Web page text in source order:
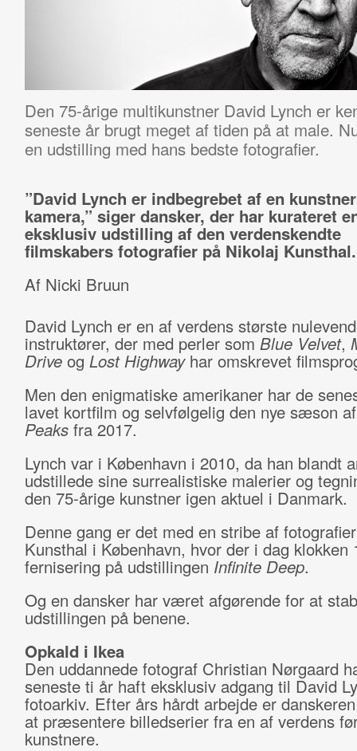
Den 75-årige multikunstner David Lynch er
seneste år brugt meget af tiden på at male.
en udstilling med hans bedste fotografier.
”David Lynch er indbegrebet af en
kamera,” siger dansker, der har kurateret
eksklusiv udstilling af den verdenskendte
filmskabers fotografier på Nikolaj Kunsthal.
Af Nicki Bruun
David Lynch er en af verdens største
instruktører, der med perler som Blue Velvet,
Drive og Lost Highwayhar omskrevet
Men den enigmatiske amerikaner har de
lavet kortfilm og selvfølgelig den nye sæson
Peaksfra 2017.
Lynch var i København i 2010, da han blandt
udstillede sine surrealistiske malerier og
den 75-årige kunstner igen aktuel i Danmark.
Denne gang er det med en stribe af
Kunsthal i København, hvor der i dag klokken
fernisering på udstillingen Infinite Deep.
Og en dansker har været afgørende for at
udstillingen på benene.
Opkald i Ikea
Den uddannede fotograf Christian Nørgaard
seneste ti år haft eksklusiv adgang til David
fotoarkiv. Efter års hårdt arbejde er
at præsentere billedserier fra en af verdens
kunstnere.